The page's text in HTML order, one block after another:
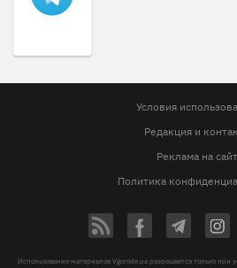
Условия
Редакция и
Реклама на
Политика
Использование материалов Vgorode.ua разрешается только